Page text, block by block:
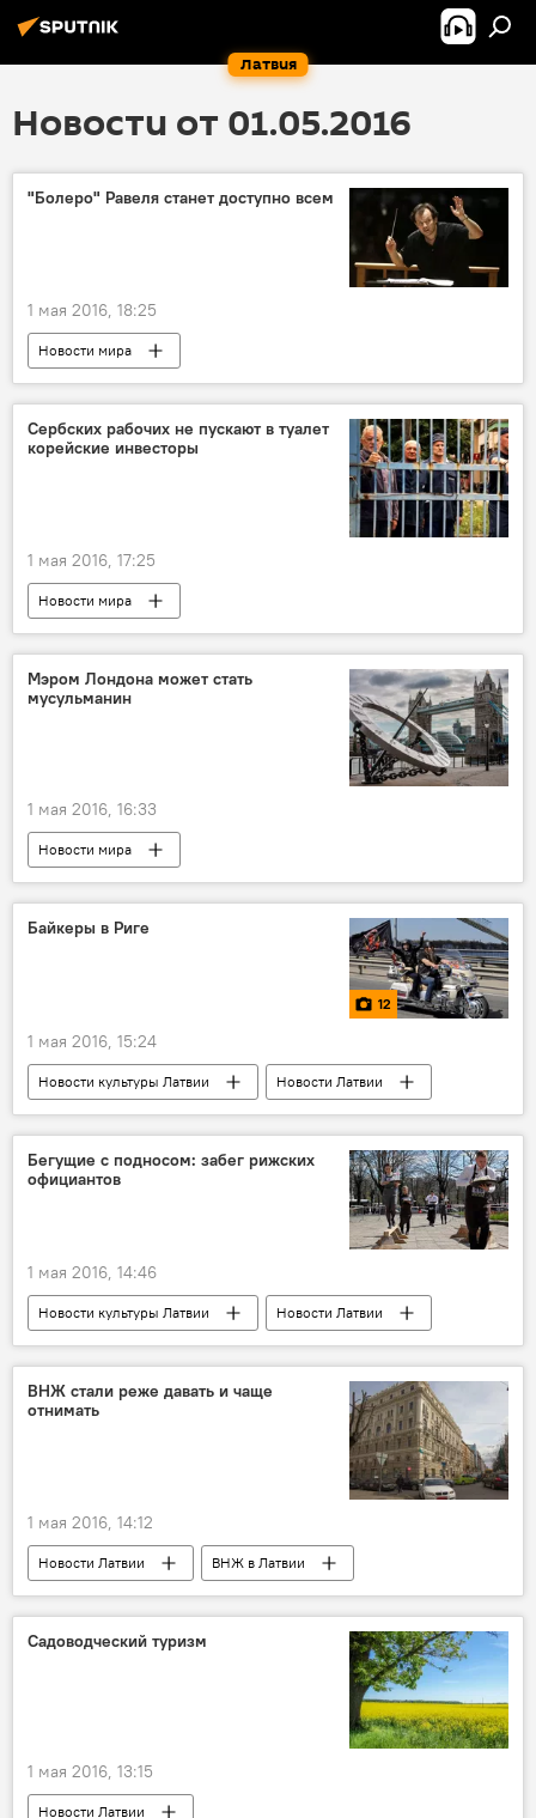
Латвия
Новости от 01.05.2016
"Болеро" Равеля станет доступно всем
1 мая 2016, 18:25
Новости мира
Сербских рабочих не пускают в туалет
корейские инвесторы
1 мая 2016, 17:25
Новости мира
Мэром Лондона может стать
мусульманин
1 мая 2016, 16:33
Новости мира
Байкеры в Риге
12
1 мая 2016, 15:24
Новости культуры Латвии
Новости Латвии
Фото
Мультимедиа
Бегущие с подносом: забег рижских
официантов
1 мая 2016, 14:46
Новости культуры Латвии Новости Латвии
ВНЖ стали реже давать и чаще
отнимать
1 мая 2016, 14:12
Новости Латвии ВНЖ в Латвии
Садоводческий туризм
1 мая 2016, 13:15
Новости Латвии